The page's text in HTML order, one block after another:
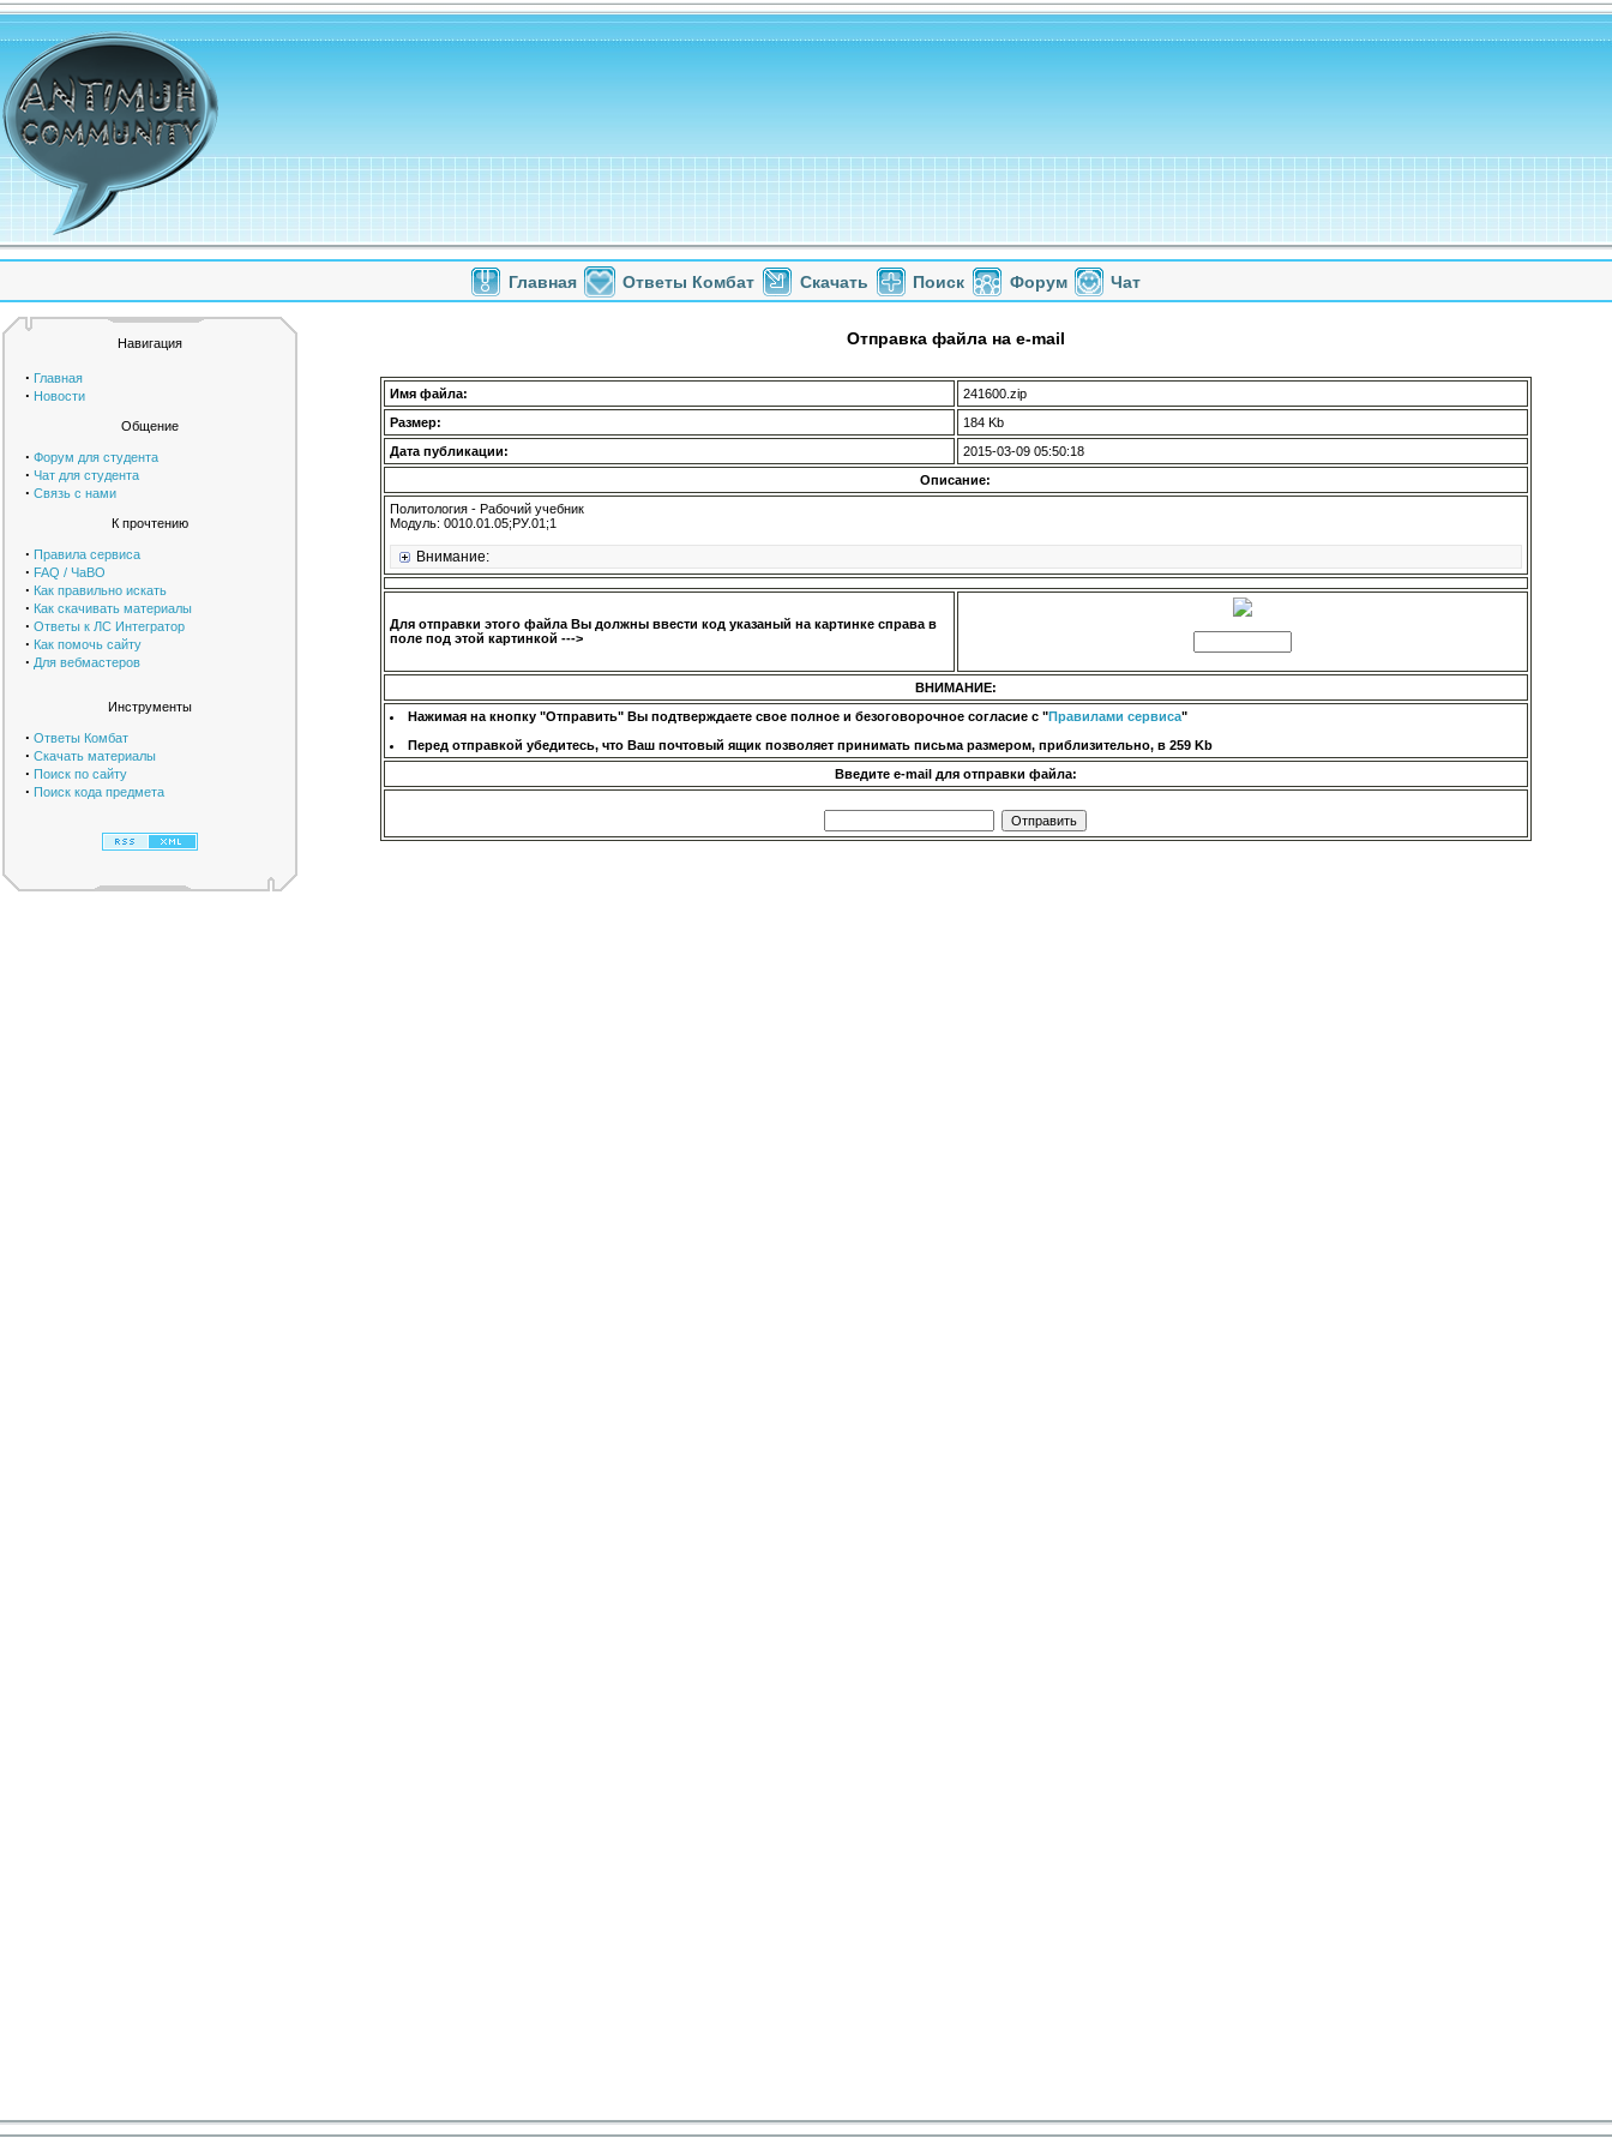
Главная Ответы Комбат Скачать Поиск Форум Чат
Навигация
· Главная
· Новости
Общение
· Форум для студента
· Чат для студента
· Связь с нами
К прочтению
· Правила сервиса
· FAQ / ЧаВО
· Как правильно искать
· Как скачивать материалы
· Ответы к ЛС Интегратор
· Как помочь сайту
· Для вебмастеров
Инструменты
· Ответы Комбат
· Скачать материалы
· Поиск по сайту
· Поиск кода предмета
Отправка файла на e-mail
Имя файла:
241600.zip
Размер:
184 Kb
Дата публикации:
2015-03-09 05:50:18
Описание:
Политология - Рабочий учебник
Модуль: 0010.01.05;РУ.01;1
Внимание:
Для отправки этого файла Вы должны ввести код указаный на картинке справа в
поле под этой картинкой --->
ВНИМАНИЕ:
Нажимая на кнопку "Отправить" Вы подтверждаете свое полное и безоговорочное согласие с "Правилами сервиса"
Перед отправкой убедитесь, что Ваш почтовый ящик позволяет принимать письма размером, приблизительно, в 259 Kb
Введите e-mail для отправки файла: